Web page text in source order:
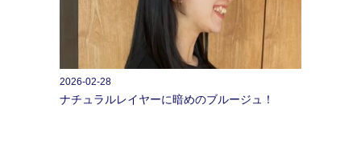
2026-02-28
ナチュラルレイヤーに暗めのブルージュ！